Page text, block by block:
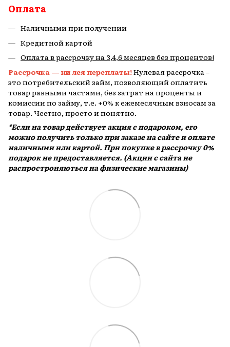
Оплата
Наличными при получении
Кредитной картой
Оплата в рассрочку на 3,4,6 месяцев без процентов!
Рассрочка — ни лея переплаты!Нулевая рассрочка –
это потребительский займ, позволяющий оплатить
товар равными частями, без затрат на проценты и
комиссии по займу, т.е. +0% к ежемесячным взносам за
товар. Честно, просто и понятно.
*Если на товар действует акция с подароком, его
можно получить только при заказе на сайте и оплате
наличными или картой. При покупке в рассрочку 0%
подарок не предоставляется. (Акции с сайта не
распростроняються на физические магазины)